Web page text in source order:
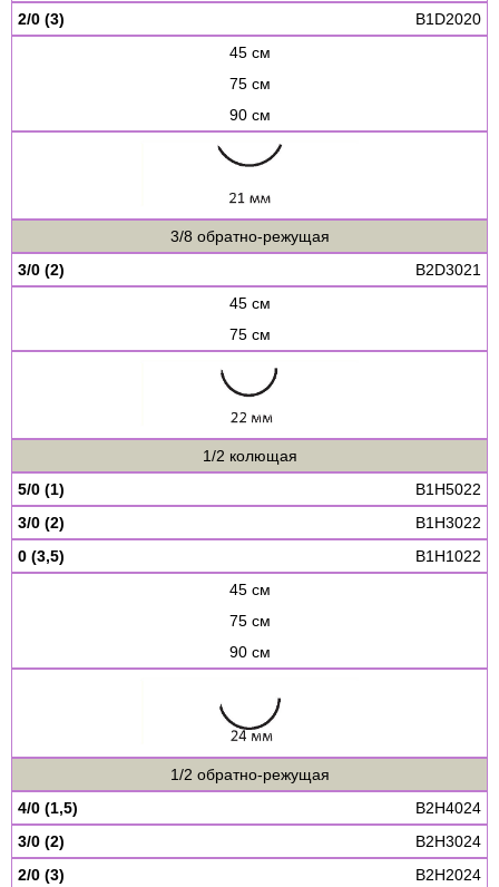
2/0 (3)
B1D2020
45 см
75 см
90 см
3/8 обратно-режущая
3/0 (2)
B2D3021
45 см
75 см
1/2 колющая
5/0 (1)
B1H5022
3/0 (2)
B1H3022
0 (3,5)
B1H1022
45 см
75 см
90 см
1/2 обратно-режущая
4/0 (1,5)
B2H4024
3/0 (2)
B2H3024
2/0 (3)
B2H2024